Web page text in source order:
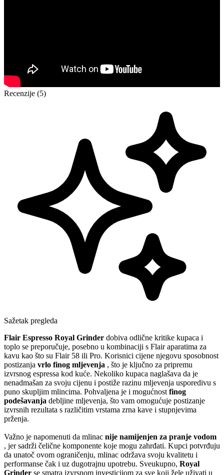
Recenzije (5)
Sažetak pregleda
Flair Espresso Royal Grinder dobiva odlične kritike kupaca i
toplo se preporučuje, posebno u kombinaciji s Flair aparatima za
kavu kao što su Flair 58 ili Pro. Korisnici cijene njegovu sposobnost
postizanja vrlo finog mljevenja , što je ključno za pripremu
izvrsnog espressa kod kuće. Nekoliko kupaca naglašava da je
nenadmašan za svoju cijenu i postiže razinu mljevenja usporedivu s
puno skupljim mlincima. Pohvaljena je i mogućnost finog
podešavanja debljine mljevenja, što vam omogućuje postizanje
izvrsnih rezultata s različitim vrstama zrna kave i stupnjevima
prženja.
Važno je napomenuti da mlinac nije namijenjen za pranje vodom
, jer sadrži čelične komponente koje mogu zahrđati. Kupci potvrđuju
da unatoč ovom ograničenju, mlinac održava svoju kvalitetu i
performanse čak i uz dugotrajnu upotrebu. Sveukupno, Royal
Grinder se smatra izvrsnom investicijom za sve koji žele uživati u